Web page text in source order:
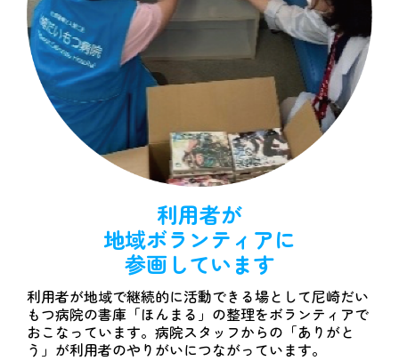
利用者が
地域ボランティアに
参画しています
利用者が地域で継続的に活動できる場として尼崎だい
もつ病院の書庫「ほんまる」の整理をボランティアで
おこなっています。病院スタッフからの「ありがと
う」が利用者のやりがいにつながっています。